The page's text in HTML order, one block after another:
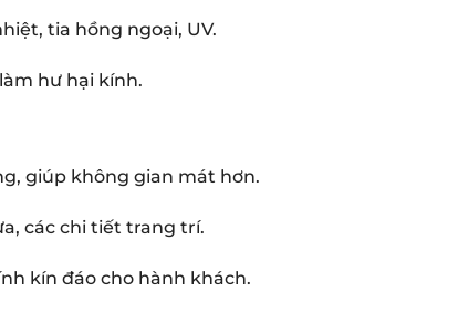
tia hồng ngoại, UV.
hư hại kính.
giúp không gian mát hơn.
các chi tiết trang trí.
kín đáo cho hành khách.